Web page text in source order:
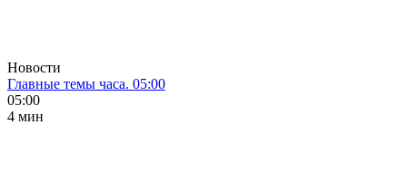
Новости
Главные темы часа. 05:00
05:00
4 мин